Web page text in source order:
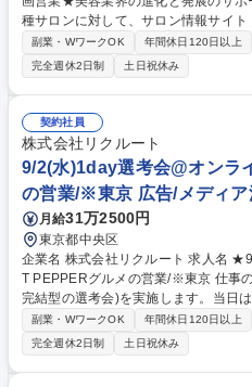
種サロンに対して、サロン情報サイ
などを通して、業界や担当地域のト
に対して具体的な解決策を提案していただきます。 各
イアントへ新規・既存営業をお任せ
く、店舗集客UPの課題解決提案を行
ャンペーンや特別メニューの提案/店
できます。【例えば…】担当エリア内
ム・ヨガ等に対し、『HOT PEPPER
LON BOARD』を用いた業務支援を実施します。 募集
T PEPPER Beautyの企画営業★美容
副業・WワークOK 年間休日120日以上
完全週休2日制
土日祝休み
契約社員
株式会社リクルート
9/2(水)1day選考会@オンラ
の営業/※東京 広告/メディア
月給31万2500円
東京都中央区
企業名 株式会社リクルート 求人名 ★9/2(水)1day選考会＠オンライン/HO
T PEPPERグルメの営業/※東京 仕事の内容 9月2日(水)に1day選考会(1日
完結型の選考会)を実施します。当日
となります。（1次面接にてお見送りと
店に対して『ホットペッパーグルメ』
務・経営支援の企画提案をお任せし
に専念する部署への配属を予定しています。 ■変更の範囲：
副業・WワークOK 年間休日120日以上
完全週休2日制
土日祝休み